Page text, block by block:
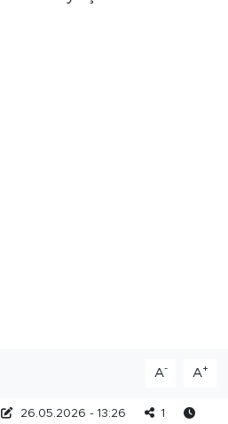
A- A+
26.05.2026 - 13:26
1